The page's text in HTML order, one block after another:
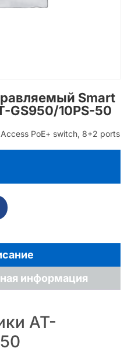
Smart
GS950/10PS-50
PoE+ switch, 8+2 ports
информация
AT-